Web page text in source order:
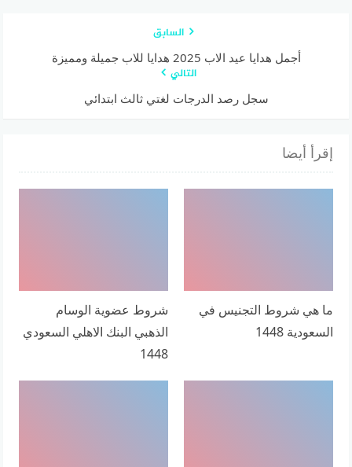
السابق
أجمل هدايا عيد الاب 2025 هدايا للاب جميلة ومميزة
التالي
سجل رصد الدرجات لغتي ثالث ابتدائي
إقرأ أيضا
ما هي شروط التجنيس في
السعودية 1448
شروط عضوية الوسام
الذهبي البنك الاهلي السعودي
1448